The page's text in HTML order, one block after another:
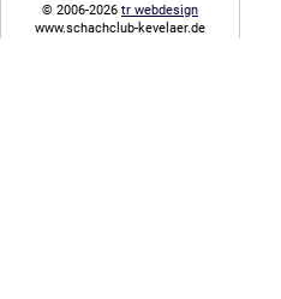
© 2006-2026 tr webdesign
www.schachclub-kevelaer.de